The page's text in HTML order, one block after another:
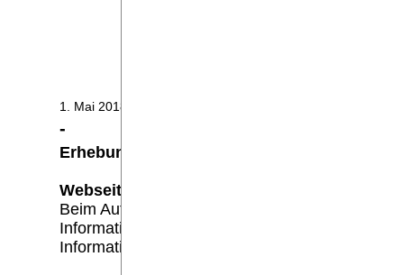
1. Mai 2018, Puderbach
-
Erhebung und Speicherung
Webseite:
Beim Aufrufen unserer Website https://
Informationen an den Server unserer Website
Informationen werden dabei ohne Ihr Zutun